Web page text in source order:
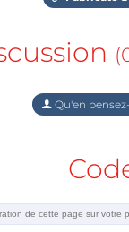
Qu'en